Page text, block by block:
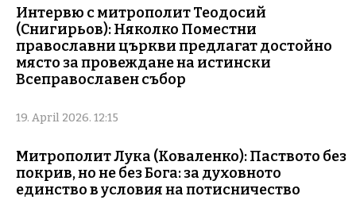
Интервю с митрополит Теодосий
(Снигирьов): Няколко Поместни
православни църкви предлагат достойно
място за провеждане на истински
Всеправославен събор
19. April 2026. 12:15
Митрополит Лука (Коваленко): Паството без
покрив, но не без Бога: за духовното
единство в условия на потисничество